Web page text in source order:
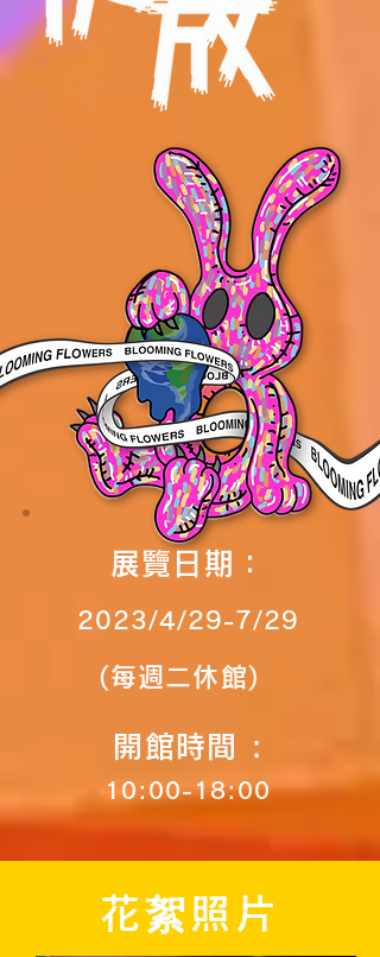
展覽日期：
2023/4/29-7/29
(每週二休館)
開館時 間 :
10:00-18:00
花絮照片